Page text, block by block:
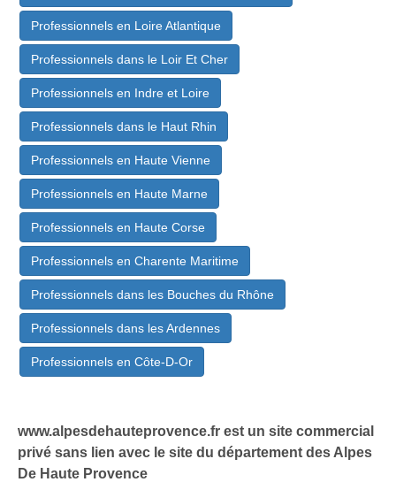
Professionnels en Loire Atlantique
Professionnels dans le Loir Et Cher
Professionnels en Indre et Loire
Professionnels dans le Haut Rhin
Professionnels en Haute Vienne
Professionnels en Haute Marne
Professionnels en Haute Corse
Professionnels en Charente Maritime
Professionnels dans les Bouches du Rhône
Professionnels dans les Ardennes
Professionnels en Côte-D-Or
www.alpesdehauteprovence.fr est un site commercial
privé sans lien avec le site du département des Alpes
De Haute Provence